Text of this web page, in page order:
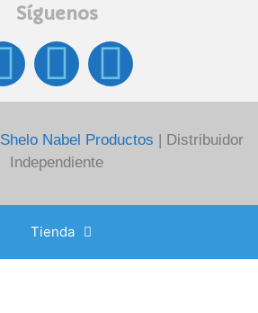
Síguenos
Shelo Nabel Productos | Distribuidor
Independiente
Tienda